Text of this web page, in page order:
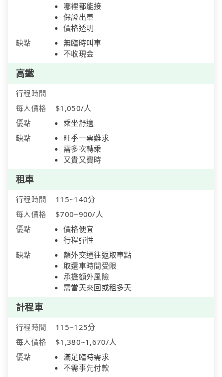
哪裡都能接
保證出車
價格透明
缺點
無臨時叫車
不收現金
高鐵
行程時間
每人價格
$1,050/人
優點
乘坐舒適
缺點
旺季一票難求
需多次轉乘
又貴又費時
租車
行程時間
115~140分
每人價格
$700~900/人
優點
價格便宜
行程彈性
缺點
額外交通往返取車點
取還車時間受限
承擔額外風險
需當天來回或租多天
計程車
行程時間
115~125分
每人價格
$1,380~1,670/人
優點
滿足臨時需求
不需事先付款